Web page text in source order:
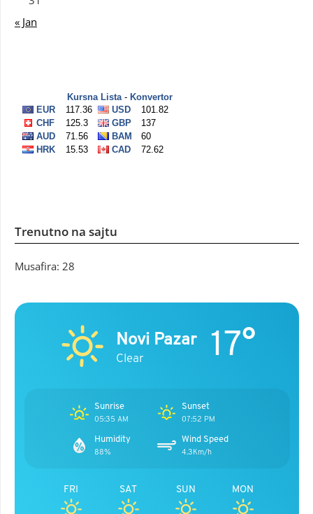
« Jan
Trenutno na sajtu
Musafira: 28
Novi Pazar
Clear 17°
Sunrise
05:35 AM
Sunset
07:52 PM
Humidity
88%
Wind Speed
4.3Km/h
FRI SAT SUN MON